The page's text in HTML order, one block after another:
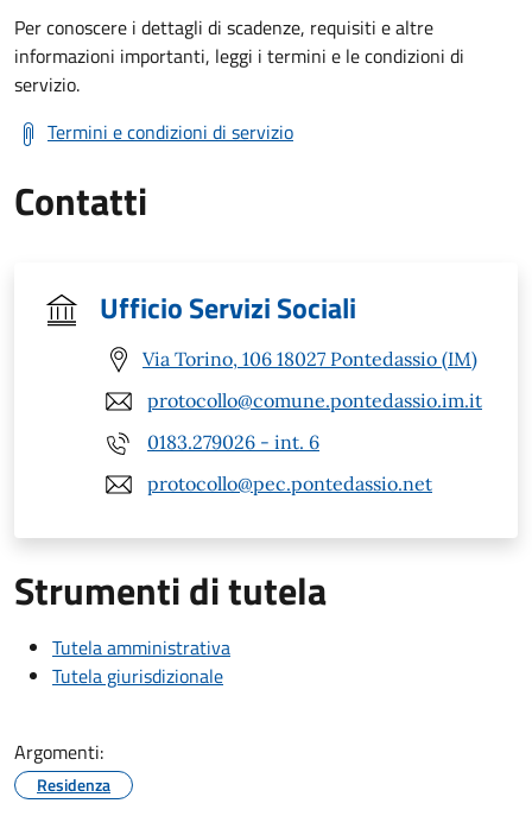
Per conoscere i dettagli di scadenze, requisiti e altre
informazioni importanti, leggi i termini e le condizioni di
servizio.
Termini e condizioni di servizio
Contatti
Ufficio Servizi Sociali
Via Torino, 106 18027 Pontedassio (IM)
protocollo@comune.pontedassio.im.it
0183.279026 - int. 6
protocollo@pec.pontedassio.net
Strumenti di tutela
Tutela amministrativa
Tutela giurisdizionale
Argomenti:
Residenza